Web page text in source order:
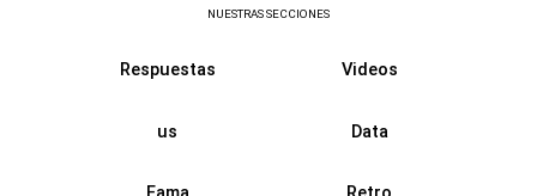
NUESTRAS SECCIONES
Respuestas Videos
us Data